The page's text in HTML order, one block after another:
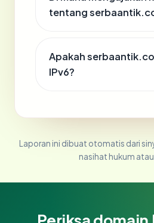
tentang
Apakah
IPv6?
Laporan ini dibuat otomatis dari
nasihat hukum atau